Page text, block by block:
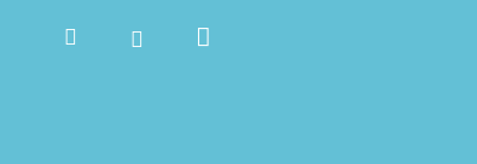
Hledat Přihlášení